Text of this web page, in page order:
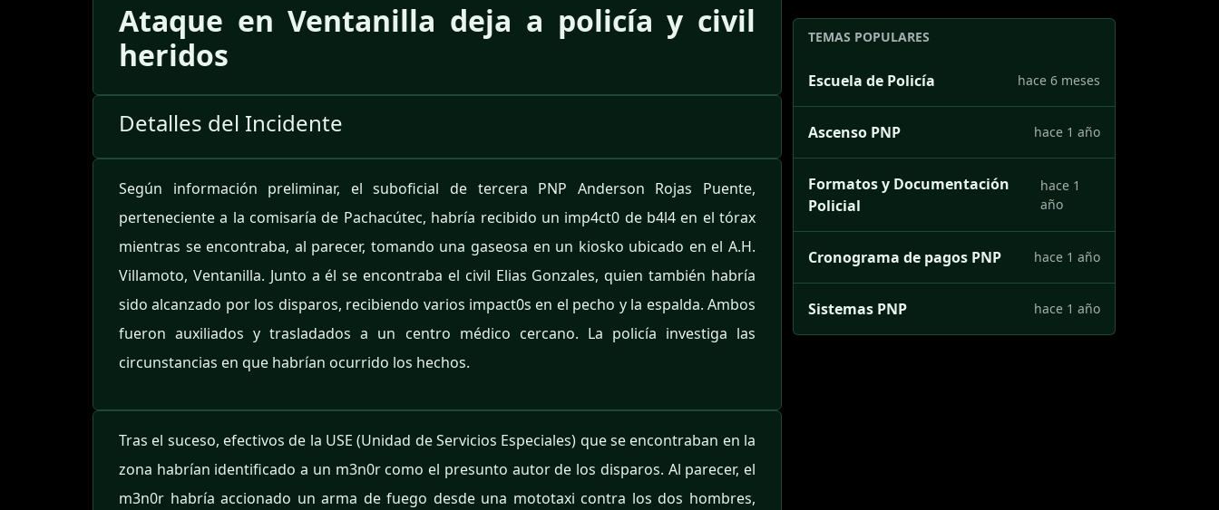
Ataque en Ventanilla deja a policía y civil
heridos
Detalles del Incidente
Según información preliminar, el suboficial de tercera PNP Anderson Rojas Puente,
perteneciente a la comisaría de Pachacútec, habría recibido un imp4ct0 de b4l4 en el tórax
mientras se encontraba, al parecer, tomando una gaseosa en un kiosko ubicado en el A.H.
Villamoto, Ventanilla. Junto a él se encontraba el civil Elias Gonzales, quien también habría
sido alcanzado por los disparos, recibiendo varios impact0s en el pecho y la espalda. Ambos
fueron auxiliados y trasladados a un centro médico cercano. La policía investiga las
circunstancias en que habrían ocurrido los hechos.
Tras el suceso, efectivos de la USE (Unidad de Servicios Especiales) que se encontraban en la
zona habrían identificado a un m3n0r como el presunto autor de los disparos. Al parecer, el
m3n0r habría accionado un arma de fuego desde una mototaxi contra los dos hombres,
TEMAS POPULARES
Escuela de Policía hace 6 meses
Ascenso PNP hace 1 año
Formatos y Documentación
Policial
hace 1
año
Cronograma de pagos PNP hace 1 año
Sistemas PNP hace 1 año